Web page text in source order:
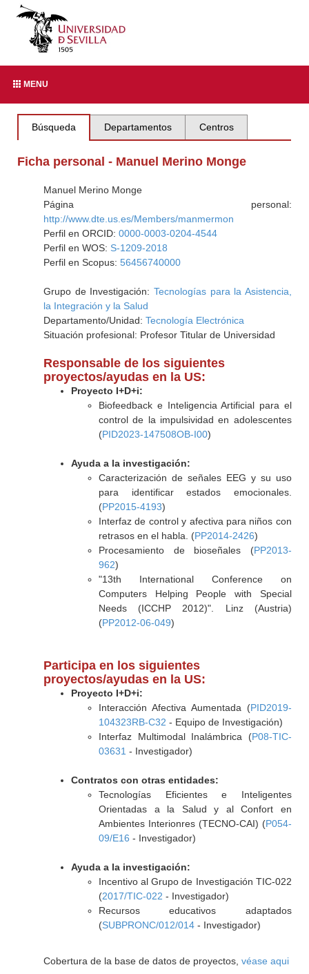
MENU
Búsqueda Departamentos Centros
Ficha personal - Manuel Merino Monge
Manuel Merino Monge
Página personal:
http://www.dte.us.es/Members/manmermon
Perfil en ORCID: 0000-0003-0204-4544
Perfil en WOS: S-1209-2018
Perfil en Scopus: 56456740000
Grupo de Investigación: Tecnologías para la Asistencia,
la Integración y la Salud
Departamento/Unidad: Tecnología Electrónica
Situación profesional: Profesor Titular de Universidad
Responsable de los siguientes
proyectos/ayudas en la US:
Proyecto I+D+i:
Biofeedback e Inteligencia Artificial para el
control de la impulsividad en adolescentes
(PID2023-147508OB-I00)
Ayuda a la investigación:
Caracterización de señales EEG y su uso
para identificar estados emocionales.
(PP2015-4193)
Interfaz de control y afectiva para niños con
retrasos en el habla. (PP2014-2426)
Procesamiento de bioseñales (PP2013-
962)
"13th International Conference on
Computers Helping People with Special
Needs (ICCHP 2012)". Linz (Austria)
(PP2012-06-049)
Participa en los siguientes
proyectos/ayudas en la US:
Proyecto I+D+i:
Interacción Afectiva Aumentada (PID2019-
104323RB-C32 - Equipo de Investigación)
Interfaz Multimodal Inalámbrica (P08-TIC-
03631 - Investigador)
Contratos con otras entidades:
Tecnologías Eficientes e Inteligentes
Orientadas a la Salud y al Confort en
Ambientes Interionres (TECNO-CAI) (P054-
09/E16 - Investigador)
Ayuda a la investigación:
Incentivo al Grupo de Investigación TIC-022
(2017/TIC-022 - Investigador)
Recursos educativos adaptados
(SUBPRONC/012/014- Investigador)
Cobertura de la base de datos de proyectos, véase aqui